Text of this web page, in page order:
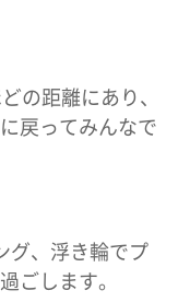
の距離にあり、
戻ってみんなで
グ、浮き輪でプ
ごします。